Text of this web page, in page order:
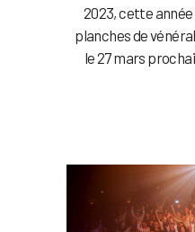
2023, cette
planches de
le 27 mars